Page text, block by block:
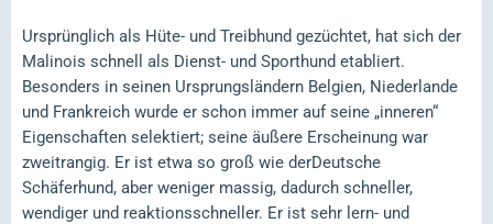
Ursprünglich als Hüte- und Treibhund gezüchtet, hat sich der
Malinois schnell als Dienst- und Sporthund etabliert.
Besonders in seinen Ursprungsländern Belgien, Niederlande
und Frankreich wurde er schon immer auf seine „inneren“
Eigenschaften selektiert; seine äußere Erscheinung war
zweitrangig. Er ist etwa so groß wie derDeutsche
Schäferhund, aber weniger massig, dadurch schneller,
wendiger und reaktionsschneller. Er ist sehr lern- und